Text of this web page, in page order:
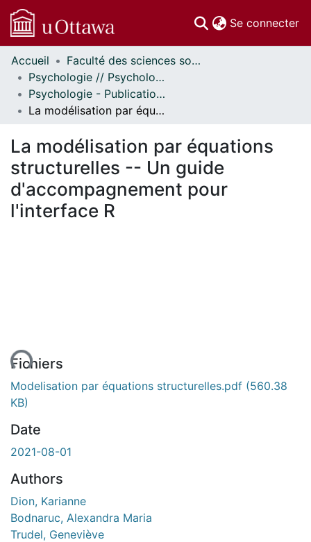
Se connecter
Communautés
et collections
Parcourir
Statistiques
À propos
Accueil
Faculté des sciences sociales // Faculty of Social Sciences
Psychologie // Psychology
Psychologie - Publications // Psychology - Publications
La modélisation par équations structurelles -- Un guide d'accompagnement pour l'interface R
La modélisation par équations
structurelles -- Un guide
d'accompagnement pour
l'interface R
Fichiers
Modelisation par équations structurelles.pdf (560.38
KB)
Date
2021-08-01
Authors
Dion, Karianne
Bodnaruc, Alexandra Maria
Trudel, Geneviève